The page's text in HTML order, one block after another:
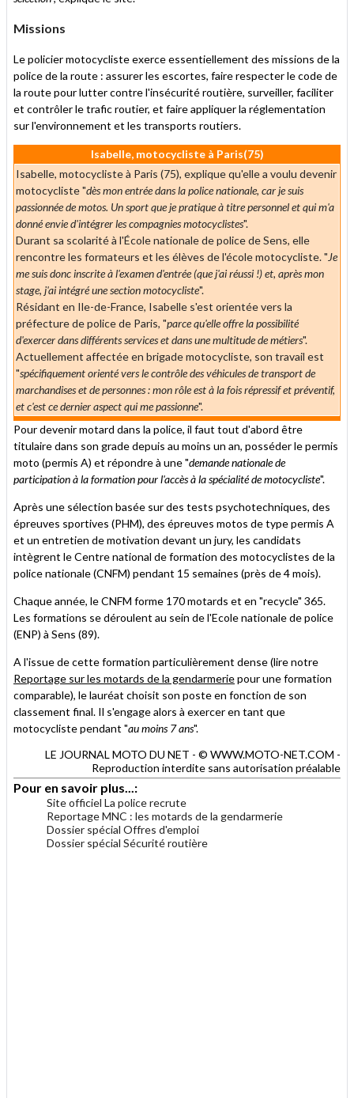
Missions
Le policier motocycliste exerce essentiellement des missions de la
police de la route : assurer les escortes, faire respecter le code de
la route pour lutter contre l'insécurité routière, surveiller, faciliter
et contrôler le trafic routier, et faire appliquer la réglementation
sur l'environnement et les transports routiers.
Isabelle, motocycliste à Paris(75)
Isabelle, motocycliste à Paris (75), explique qu'elle a voulu devenir
motocycliste "dès mon entrée dans la police nationale, car je suis
passionnée de motos. Un sport que je pratique à titre personnel et qui m'a
donné envie d'intégrer les compagnies motocyclistes".
Durant sa scolarité à l'École nationale de police de Sens, elle
rencontre les formateurs et les élèves de l'école motocycliste. "Je
me suis donc inscrite à l'examen d'entrée (que j'ai réussi !) et, après mon
stage, j'ai intégré une section motocycliste".
Résidant en Ile-de-France, Isabelle s'est orientée vers la
préfecture de police de Paris, "parce qu'elle offre la possibilité
d'exercer dans différents services et dans une multitude de métiers".
Actuellement affectée en brigade motocycliste, son travail est
"spécifiquement orienté vers le contrôle des véhicules de transport de
marchandises et de personnes : mon rôle est à la fois répressif et préventif,
et c'est ce dernier aspect qui me passionne".
Pour devenir motard dans la police, il faut tout d'abord être
titulaire dans son grade depuis au moins un an, posséder le permis
moto (permis A) et répondre à une "demande nationale de
participation à la formation pour l'accès à la spécialité de motocycliste".
Après une sélection basée sur des tests psychotechniques, des
épreuves sportives (PHM), des épreuves motos de type permis A
et un entretien de motivation devant un jury, les candidats
intègrent le Centre national de formation des motocyclistes de la
police nationale (CNFM) pendant 15 semaines (près de 4 mois).
Chaque année, le CNFM forme 170 motards et en "recycle" 365.
Les formations se déroulent au sein de l'Ecole nationale de police
(ENP) à Sens (89).
A l'issue de cette formation particulièrement dense (lire notre
Reportage sur les motards de la gendarmeriepour une formation
comparable), le lauréat choisit son poste en fonction de son
classement final. Il s'engage alors à exercer en tant que
motocycliste pendant "au moins 7 ans".
LE JOURNAL MOTO DU NET - © WWW.MOTO-NET.COM -
Reproduction interdite sans autorisation préalable
Pour en savoir plus...:
Site officiel La police recrute
Reportage MNC : les motards de la gendarmerie
Dossier spécial Offres d'emploi
Dossier spécial Sécurité routière